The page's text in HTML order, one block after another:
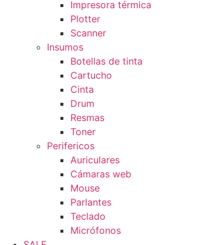
Impresora térmica
Plotter
Scanner
Insumos
Botellas de tinta
Cartucho
Cinta
Drum
Resmas
Toner
Perifericos
Auriculares
Cámaras web
Mouse
Parlantes
Teclado
Micrófonos